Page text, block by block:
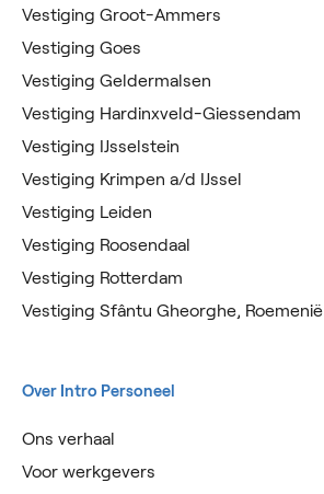
Vestiging Groot-Ammers
Vestiging Goes
Vestiging Geldermalsen
Vestiging Hardinxveld-Giessendam
Vestiging IJsselstein
Vestiging Krimpen a/d IJssel
Vestiging Leiden
Vestiging Roosendaal
Vestiging Rotterdam
Vestiging Sfântu Gheorghe, Roemenië
Over Intro Personeel
Ons verhaal
Voor werkgevers